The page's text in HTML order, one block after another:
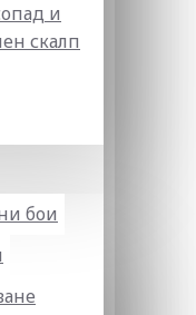
и
скалп
бои